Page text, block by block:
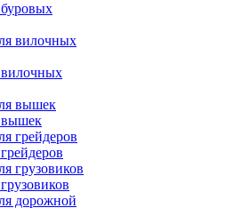
вилочных
вышек